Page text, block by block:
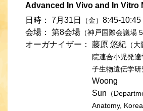
Advanced In Vivo and In Vitro
日時：
7月31日 （金） 8:45-10:45
会場：
第8会場 （神戸国際会議場
オーガナイザー： 藤原 悠紀 （
院連合小児発
子生物遺伝学研
Woong
Sun （
Anatomy,